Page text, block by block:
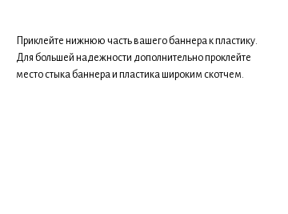
Приклейте нижнюю часть вашего баннера к пластику.
Для большей надежности дополнительно проклейте
место стыка баннера и пластика широким скотчем.